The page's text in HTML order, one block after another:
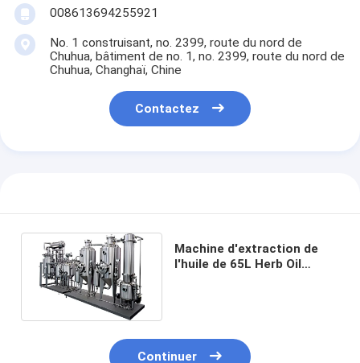
008613694255921
No. 1 construisant, no. 2399, route du nord de
Chuhua, bâtiment de no. 1, no. 2399, route du nord de
Chuhua, Changhaï, Chine
Contactez
Machine d'extraction de
l'huile de 65L Herb Oil
Continuer